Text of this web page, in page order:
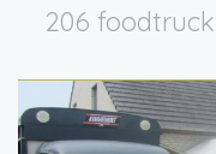
206